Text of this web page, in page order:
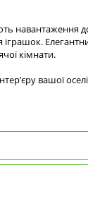
іграшок.
кімнати.
вашої